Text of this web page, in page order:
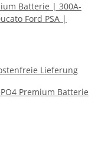
Batterie | 300A-
Ford PSA |
Lieferung